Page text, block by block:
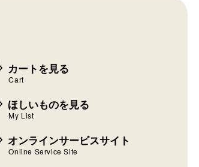
カートを見る
Cart
ほしいものを見る
My List
オンラインサービスサイト
Online Service Site